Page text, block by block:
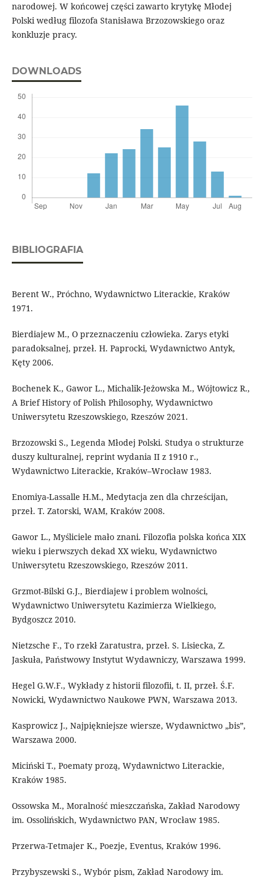
narodowej. W końcowej części zawarto krytykę Młodej
Polski według filozofa Stanisława Brzozowskiego oraz
konkluzje pracy.
DOWNLOADS
BIBLIOGRAFIA
Berent W., Próchno, Wydawnictwo Literackie, Kraków
1971.
Bierdiajew M., O przeznaczeniu człowieka. Zarys etyki
paradoksalnej, przeł. H. Paprocki, Wydawnictwo Antyk,
Kęty 2006.
Bochenek K., Gawor L., Michalik-Jeżowska M., Wójtowicz R.,
A Brief History of Polish Philosophy, Wydawnictwo
Uniwersytetu Rzeszowskiego, Rzeszów 2021.
Brzozowski S., Legenda Młodej Polski. Studya o strukturze
duszy kulturalnej, reprint wydania II z 1910 r.,
Wydawnictwo Literackie, Kraków–Wrocław 1983.
Enomiya-Lassalle H.M., Medytacja zen dla chrześcijan,
przeł. T. Zatorski, WAM, Kraków 2008.
Gawor L., Myśliciele mało znani. Filozofia polska końca XIX
wieku i pierwszych dekad XX wieku, Wydawnictwo
Uniwersytetu Rzeszowskiego, Rzeszów 2011.
Grzmot-Bilski G.J., Bierdiajew i problem wolności,
Wydawnictwo Uniwersytetu Kazimierza Wielkiego,
Bydgoszcz 2010.
Nietzsche F., To rzekł Zaratustra, przeł. S. Lisiecka, Z.
Jaskuła, Państwowy Instytut Wydawniczy, Warszawa 1999.
Hegel G.W.F., Wykłady z historii filozofii, t. II, przeł. Ś.F.
Nowicki, Wydawnictwo Naukowe PWN, Warszawa 2013.
Kasprowicz J., Najpiękniejsze wiersze, Wydawnictwo „bis”,
Warszawa 2000.
Miciński T., Poematy prozą, Wydawnictwo Literackie,
Kraków 1985.
Ossowska M., Moralność mieszczańska, Zakład Narodowy
im. Ossolińskich, Wydawnictwo PAN, Wrocław 1985.
Przerwa-Tetmajer K., Poezje, Eventus, Kraków 1996.
Przybyszewski S., Wybór pism, Zakład Narodowy im.